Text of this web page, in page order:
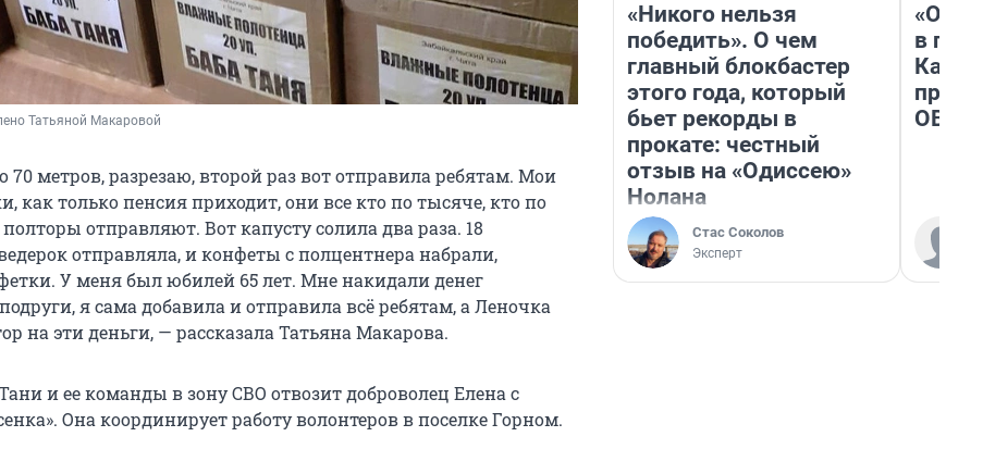
Татьяной Макаровой
70 метров, разрезаю, второй раз вот отправила ребятам. Мои
как только пенсия приходит, они все кто по тысяче, кто по
отправляют. Вот капусту солила два раза. 18
отправляла, и конфеты с полцентнера набрали,
У меня был юбилей 65 лет. Мне накидали денег
я сама добавила и отправила всё ребятам, а Леночка
на эти деньги, — рассказала Татьяна Макарова.
и ее команды в зону СВО отвозит доброволец Елена с
Она координирует работу волонтеров в поселке Горном.
«Никого нельзя
победить». О чем
главный блокбастер
этого года, который
бьет рекорды в
прокате: честный
отзыв на «Одиссею»
Нолана
Стас Соколов
Эксперт
в
Как в
ОВЗ